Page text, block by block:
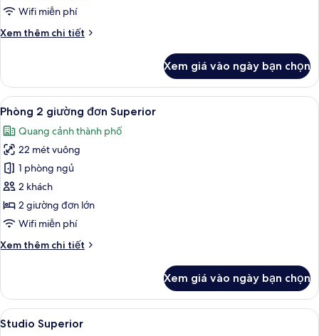
Wifi miễn phí
Xem thêm chi tiết
Chi
Phòng
đôi
Superior
Xem giá vào ngày bạn chọn
Xem
tất
cả
ảnh
Phòng
2
giường
đơn
Phòng 2 giường đơn Superior |
4
Phòng 2 giường đơn Superior
Quang cảnh thành phố
22 mét vuông
1 phòng ngủ
2 khách
2 giường đơn lớn
Wifi miễn phí
Xem thêm chi tiết
Chi
Phòng
giường
Xem giá vào ngày bạn chọn
Xem
tất
Studio Superior | Màn/rèm cản
6
Studio Superior